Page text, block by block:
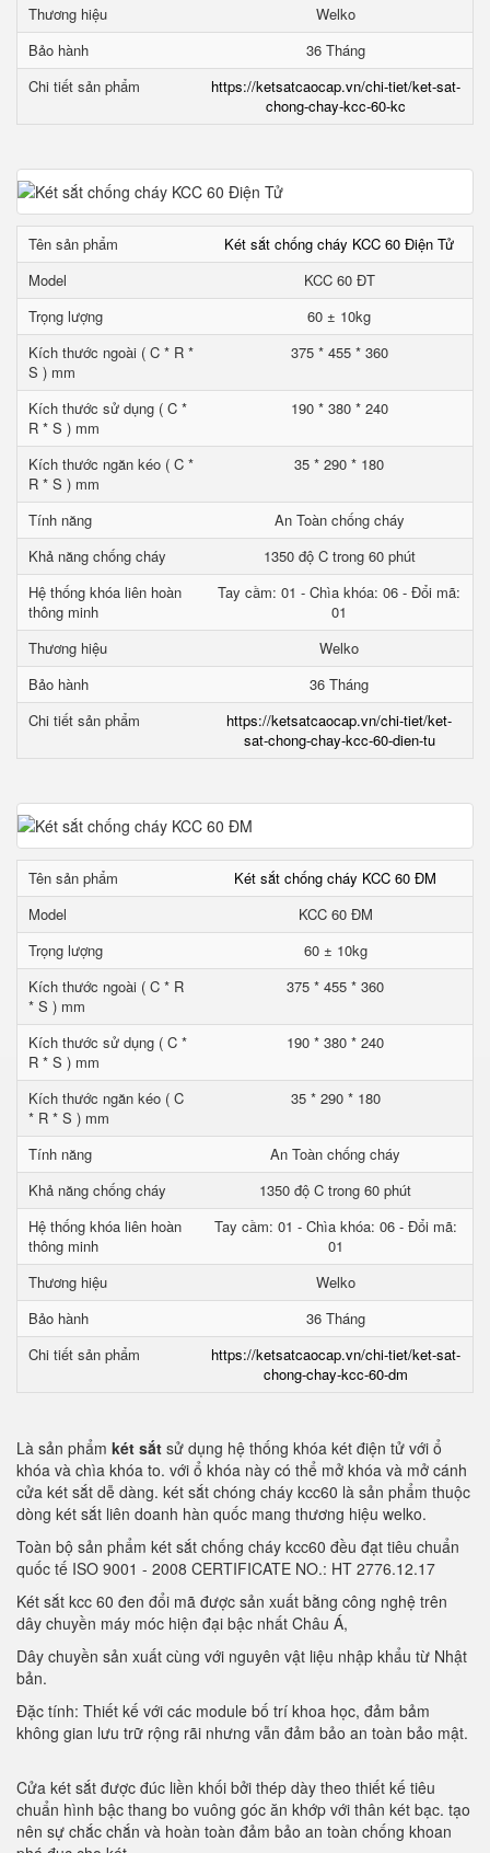
Thương hiệu
Welko
Bảo hành
36 Tháng
Chi tiết sản phẩm
https://ketsatcaocap.vn/chi-tiet/ket-sat-
chong-chay-kcc-60-kc
Tên sản phẩm
Két sắt chống cháy KCC 60 Điện Tử
Model
KCC 60 ĐT
Trọng lượng
60 ± 10kg
Kích thước ngoài ( C * R *
S ) mm
375 * 455 * 360
Kích thước sử dụng ( C *
R * S ) mm
190 * 380 * 240
Kích thước ngăn kéo ( C *
R * S ) mm
35 * 290 * 180
Tính năng
An Toàn chống cháy
Khả năng chống cháy
1350 độ C trong 60 phút
Hệ thống khóa liên hoàn
thông minh
Tay cầm: 01 - Chìa khóa: 06 - Đổi mã:
01
Thương hiệu
Welko
Bảo hành
36 Tháng
Chi tiết sản phẩm
https://ketsatcaocap.vn/chi-tiet/ket-
sat-chong-chay-kcc-60-dien-tu
Tên sản phẩm
Két sắt chống cháy KCC 60 ĐM
Model
KCC 60 ĐM
Trọng lượng
60 ± 10kg
Kích thước ngoài ( C * R
* S ) mm
375 * 455 * 360
Kích thước sử dụng ( C *
R * S ) mm
190 * 380 * 240
Kích thước ngăn kéo ( C
* R * S ) mm
35 * 290 * 180
Tính năng
An Toàn chống cháy
Khả năng chống cháy
1350 độ C trong 60 phút
Hệ thống khóa liên hoàn
thông minh
Tay cầm: 01 - Chìa khóa: 06 - Đổi mã:
01
Thương hiệu
Welko
Bảo hành
36 Tháng
Chi tiết sản phẩm
https://ketsatcaocap.vn/chi-tiet/ket-sat-
chong-chay-kcc-60-dm
Là sản phẩm két sắt sử dụng hệ thống khóa két điện tử với ổ
khóa và chìa khóa to. với ổ khóa này có thể mở khóa và mở cánh
cửa két sắt dễ dàng. két sắt chóng cháy kcc60 là sản phẩm thuộc
dòng két sắt liên doanh hàn quốc mang thương hiệu welko.
Toàn bộ sản phẩm két sắt chống cháy kcc60 đều đạt tiêu chuẩn
quốc tế ISO 9001 - 2008 CERTIFICATE NO.: HT 2776.12.17
Két sắt kcc 60 đen đổi mã được sản xuất bằng công nghệ trên
dây chuyền máy móc hiện đại bậc nhất Châu Á,
Dây chuyền sản xuất cùng với nguyên vật liệu nhập khẩu từ Nhật
bản.
Đặc tính: Thiết kế với các module bố trí khoa học, đảm bảm
không gian lưu trữ rộng rãi nhưng vẫn đảm bảo an toàn bảo mật.
Cửa két sắt được đúc liền khối bởi thép dày theo thiết kế tiêu
chuẩn hình bậc thang bo vuông góc ăn khớp với thân két bạc. tạo
nên sự chắc chắn và hoàn toàn đảm bảo an toàn chống khoan